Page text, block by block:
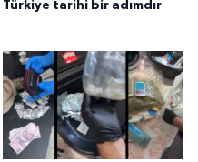
Türkiye tarihi bir adımdır